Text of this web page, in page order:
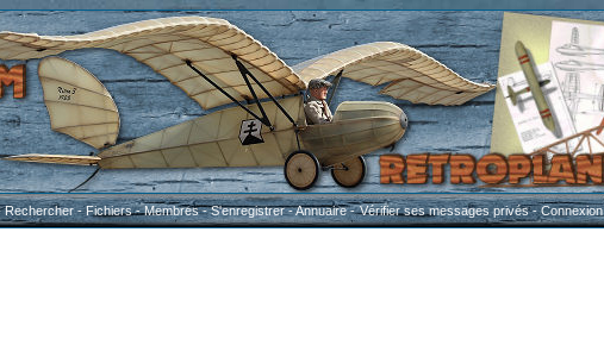
Rechercher-Fichiers-Membres-S'enregistrer-Annuaire-Vérifier ses messages privés-Connexion